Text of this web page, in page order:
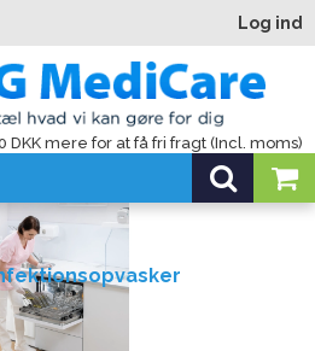
Log ind
DKK mere for at få fri fragt (Incl. moms)